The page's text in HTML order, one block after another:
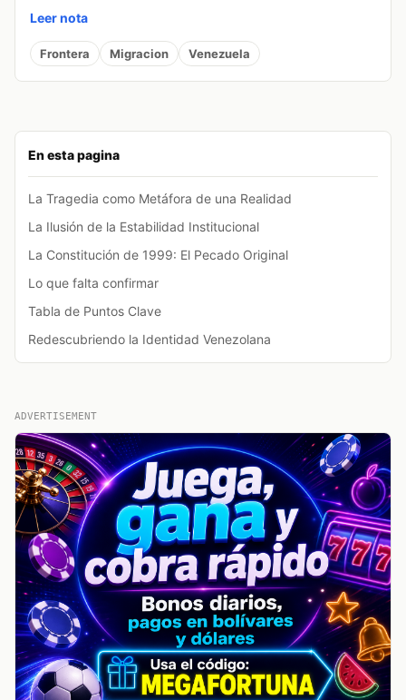
En esta pagina
La Tragedia como Metáfora de una Realidad
La Ilusión de la Estabilidad Institucional
La Constitución de 1999: El Pecado Original
Lo que falta confirmar
Tabla de Puntos Clave
Redescubriendo la Identidad Venezolana
Leer nota
Frontera Migracion Venezuela
ADVERTISEMENT